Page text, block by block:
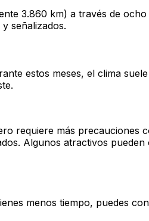
3.860 km) a través de
señalizados.
estos meses, el clima
requiere más precauciones
Algunos atractivos
menos tiempo, puedes